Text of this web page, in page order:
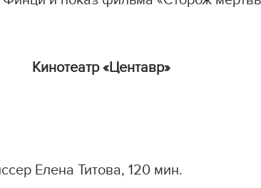
Кинотеатр «Центавр»
Елена Титова, 120 мин.